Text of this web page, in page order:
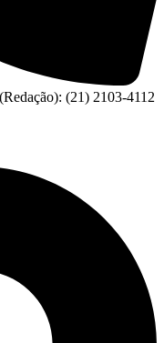
(21) 2103-4112